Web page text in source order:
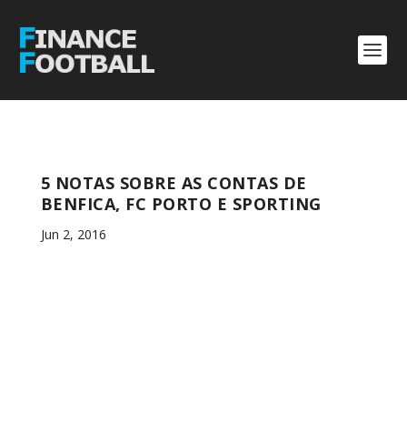
5 NOTAS SOBRE AS CONTAS DE
BENFICA, FC PORTO E SPORTING
Jun 2, 2016